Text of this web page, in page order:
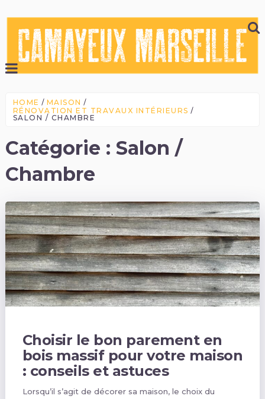
HOME
MAISON
RÉNOVATION ET TRAVAUX INTÉRIEURS
SALON / CHAMBRE
Catégorie : Salon /
Chambre
Choisir le bon parement en
bois massif pour votre maison
: conseils et astuces
Lorsqu’il s’agit de décorer sa maison, le choix du